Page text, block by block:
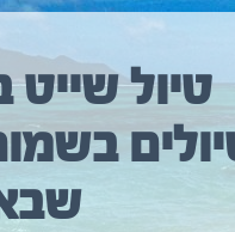
טיול שייט